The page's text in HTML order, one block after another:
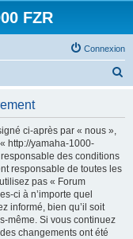
FZR
Connexion
ci-après par « nous »,
http://yamaha-1000-
des conditions
responsable de toutes les
pas « Forum
ci à n’importe quel
informé, bien qu’il soit
même. Si vous continuez
changements ont été